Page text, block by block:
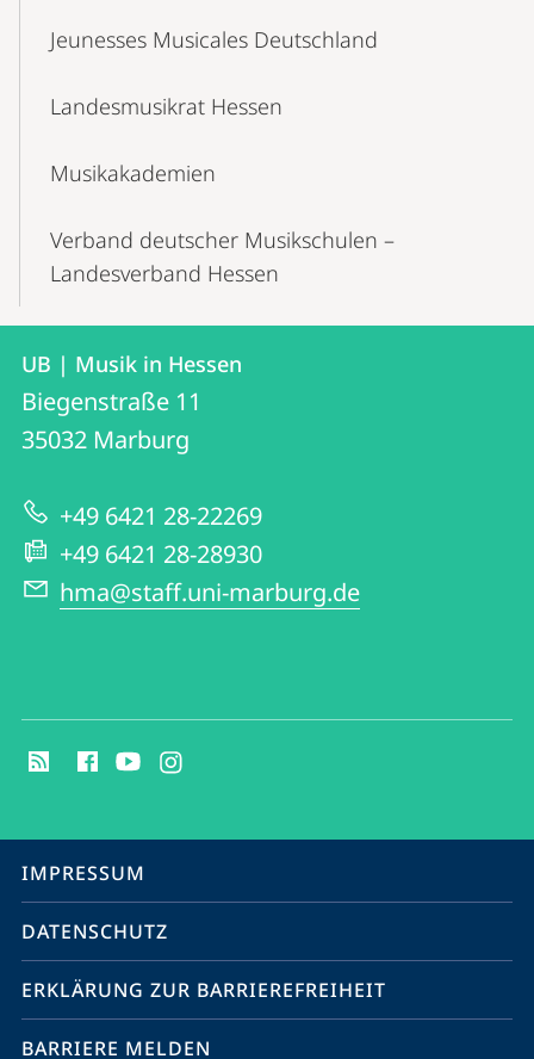
Jeunesses Musicales Deutschland
Landesmusikrat Hessen
Musikakademien
Verband deutscher Musikschulen –
Landesverband Hessen
Kontakt
und
Informationen
zur
Website
Kontaktinformationen
UB
|
Musik
in
Hessen
UB | Musik in Hessen
Biegenstraße 11
35032 Marburg
+49 6421 28-22269
+49 6421 28-28930
hma@staff.uni-marburg.de
Media
Service-
Navigation
IMPRESSUM
DATENSCHUTZ
ERKLÄRUNG ZUR BARRIEREFREIHEIT
BARRIERE MELDEN